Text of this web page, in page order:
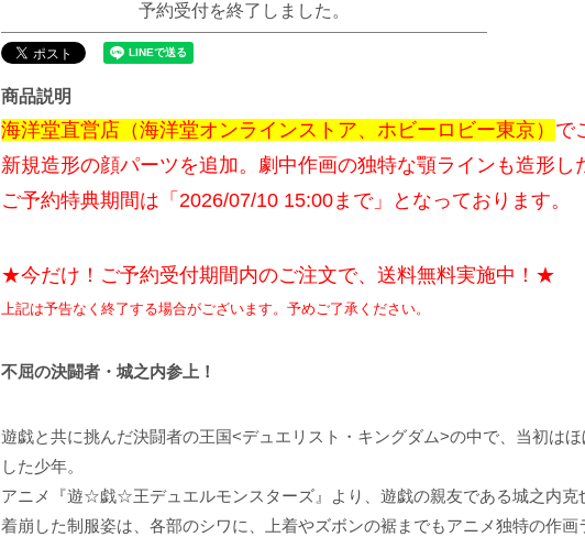
予約受付を終了しました。
商品説明
海洋堂直営店（海洋堂オンラインストア、ホビーロビー東京） で
新規造形の顔パーツを追加。劇中作画の独特な顎ラインも造形し
ご予約特典期間は「2026/07/10 15:00まで」となっております。
★今だけ！ご予約受付期間内のご注文で、送料無料実施中！★
上記は予告なく終了する場合がございます。予めご了承ください。
不屈の決闘者・城之内参上！
遊戯と共に挑んだ決闘者の王国<デュエリスト・キングダム>の中で、当初は
した少年。
アニメ『遊☆戯☆王デュエルモンスターズ』より、遊戯の親友である城之内克
着崩した制服姿は、各部のシワに、上着やズボンの裾までもアニメ独特の作